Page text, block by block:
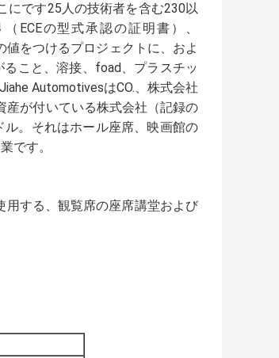
にです25人の技術者を含む230以
ECEの型式承認の証明書）、
値をつけるプロジェクトに、およ
こと、溶接、foad、プラスチッ
AutomotivesはCO.、株式会社
産が付いている株式会社（記録の
。それはホール座席、映画館の
です。
用する、観覧席の座席講堂および